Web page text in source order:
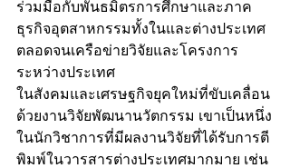
ร่วมมือกับพันธมิตรการศึกษาและภาค
ธุรกิจอุตสาหกรรมทั้งในและต่างประเทศ
ตลอดจนเครือข่ายวิจัยและโครงการ
ระหว่างประเทศ
ในสังคมและเศรษฐกิจยุคใหม่ที่ขับเคลื่อน
ด้วยงานวิจัยพัฒนานวัตกรรม เขาเป็นหนึ่ง
ในนักวิชาการที่มีผลงานวิจัยที่ได้รับการตี
พิมพ์ในวารสารต่างประเทศมากมาย เช่น